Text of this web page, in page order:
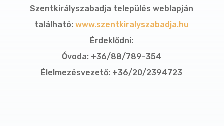
Szentkirályszabadja település weblapján
található:www.szentkiralyszabadja.hu
Érdeklődni:
Óvoda: +36/88/789-354
Élelmezésvezető: +36/20/2394723